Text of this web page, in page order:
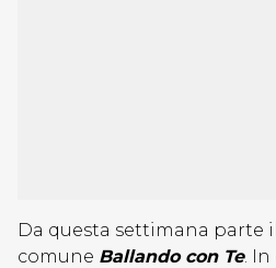
Da questa settimana parte
comune Ballando con Te. In